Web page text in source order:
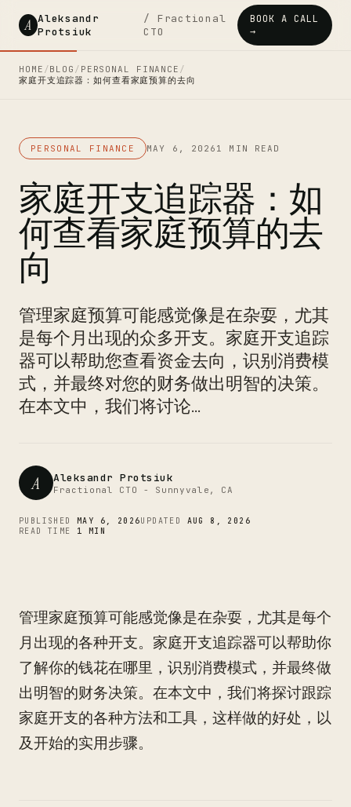
A Aleksandr
Protsiuk
/ Fractional
CTO
BOOK A CALL
→
HOME /BLOG / PERSONAL FINANCE /
家庭开支追踪器：如何查看家庭预算的去向
PERSONAL FINANCE MAY 6, 2026 1 MIN READ
家庭开支追踪器：如
何查看家庭预算的去
向
管理家庭预算可能感觉像是在杂耍，尤其
是每个月出现的众多开支。家庭开支追踪
器可以帮助您查看资金去向，识别消费模
式，并最终对您的财务做出明智的决策。
在本文中，我们将讨论...
A Aleksandr Protsiuk
Fractional CTO - Sunnyvale, CA
PUBLISHED MAY 6, 2026UPDATED AUG 8, 2026
READ TIME 1 MIN
管理家庭预算可能感觉像是在杂耍，尤其是每个
月出现的各种开支。家庭开支追踪器可以帮助你
了解你的钱花在哪里，识别消费模式，并最终做
出明智的财务决策。在本文中，我们将探讨跟踪
家庭开支的各种方法和工具，这样做的好处，以
及开始的实用步骤。